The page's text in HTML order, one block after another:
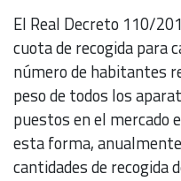
El Real Decreto 110/
cuota de recogida para
número de habitantes
peso de todos los
puestos en el mercado
esta forma,
cantidades de recogida